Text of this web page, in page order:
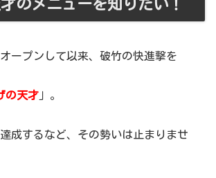
のメニューを知りたい！
ープンして以来、破竹の快進撃を
の天才 」。
成するなど、その勢いは止まりませ